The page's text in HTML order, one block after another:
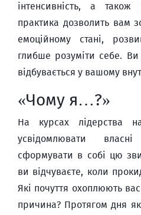
інтенсивність, а
практика дозволить вам
емоційному стані,
глибше розуміти себе.
відбувається у вашому
«Чому я…?»
На курсах лідерства
усвідомлювати
сформувати в собі цю
ви відчуваєте, коли
Які почуття охоплюють
причина? Протягом дня